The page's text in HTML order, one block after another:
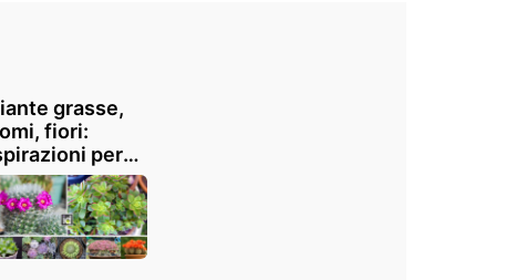
grasse,
fiori:
per
tocco esotico
casa e